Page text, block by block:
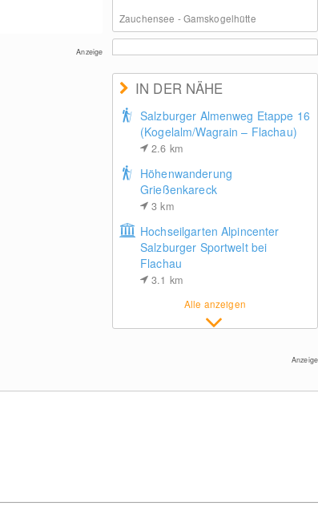
Anzeige
Zauchensee - Gamskogelhütte
Zauchensee: Weltcuparena
Altenmarkt: Hotel Schartner
Radstadt Altenmarkt: Kehmadhöhe
IN DER NÄHE
Salzburger Almenweg Etappe 16
(Kogelalm/Wagrain – Flachau)
2.6 km
Höhenwanderung
Grießenkareck
3km
Hochseilgarten Alpincenter
Salzburger Sportwelt bei
Flachau
3.1 km
Alle anzeigen
Anzeige